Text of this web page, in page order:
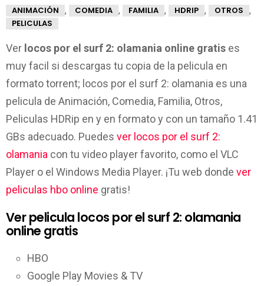
ANIMACIÓN , COMEDIA , FAMILIA , HDRIP , OTROS ,
PELICULAS
Ver locos por el surf 2: olamania online gratis es
muy facil si descargas tu copia de la pelicula en
formato torrent; locos por el surf 2: olamania es una
pelicula de Animación, Comedia, Familia, Otros,
Peliculas HDRip en y en formato y con un tamaño 1.41
GBs adecuado. Puedes ver locos por el surf 2:
olamania con tu video player favorito, como el VLC
Player o el Windows Media Player. ¡Tu web donde ver
peliculas hbo online gratis!
Ver pelicula locos por el surf 2: olamania
online gratis
HBO
Google Play Movies & TV